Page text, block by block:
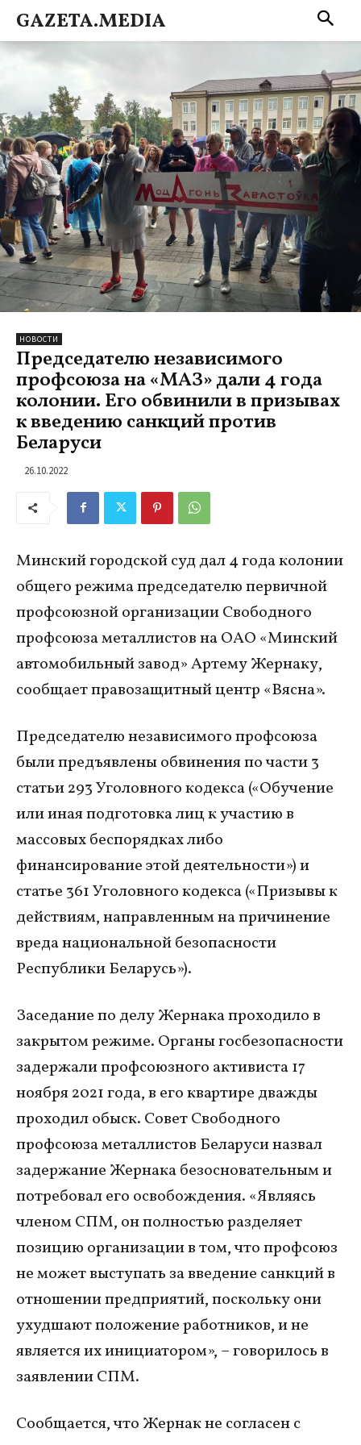
GAZETA.MEDIA
НОВОСТИ
Председателю независимого
профсоюза на «МАЗ» дали 4 года
колонии. Его обвинили в призывах
к введению санкций против
Беларуси
26.10.2022
Минский городской суд дал 4 года колонии
общего режима председателю первичной
профсоюзной организации Свободного
профсоюза металлистов на ОАО «Минский
автомобильный завод» Артему Жернаку,
сообщает правозащитный центр «Вясна».
Председателю независимого профсоюза
были предъявлены обвинения по части 3
статьи 293 Уголовного кодекса («Обучение
или иная подготовка лиц к участию в
массовых беспорядках либо
финансирование этой деятельности») и
статье 361 Уголовного кодекса («Призывы к
действиям, направленным на причинение
вреда национальной безопасности
Республики Беларусь»).
Заседание по делу Жернака проходило в
закрытом режиме. Органы госбезопасности
задержали профсоюзного активиста 17
ноября 2021 года, в его квартире дважды
проходил обыск. Совет Свободного
профсоюза металлистов Беларуси назвал
задержание Жернака безосновательным и
потребовал его освобождения. «Являясь
членом СПМ, он полностью разделяет
позицию организации в том, что профсоюз
не может выступать за введение санкций в
отношении предприятий, поскольку они
ухудшают положение работников, и не
является их инициатором», – говорилось в
заявлении СПМ.
Сообщается, что Жернак не согласен с